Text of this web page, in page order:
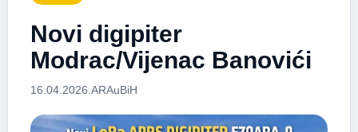
Novi digipiter
Modrac/Vijenac Banovići
16.04.2026. ARAuBiH